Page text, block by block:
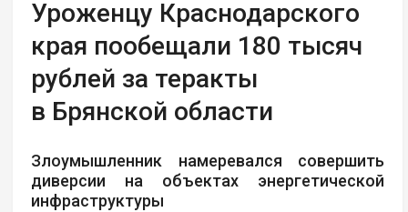
Уроженцу Краснодарского
края пообещали 180 тысяч
рублей за теракты
в Брянской области
Злоумышленник намеревался совершить
диверсии на объектах энергетической
инфраструктуры